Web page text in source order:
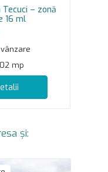
– zonă
16 ml
mp
și: